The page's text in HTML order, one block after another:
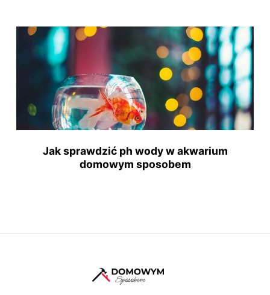
Jak sprawdzić ph wody w akwarium
domowym sposobem